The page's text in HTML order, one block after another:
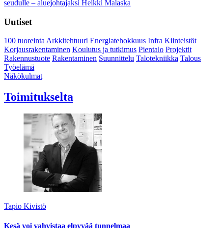
seudulle – aluejohtajaksi Heikki Malaska
Uutiset
100 tuoreintaArkkitehtuuri Energiatehokkuus Infra Kiinteistöt
Korjausrakentaminen Koulutus ja tutkimus Pientalo Projektit
Rakennustuote Rakentaminen Suunnittelu Talotekniikka Talous
Työelämä
Näkökulmat
Toimitukselta
Tapio Kivistö
Kesä voi vahvistaa elpyvää tunnelmaa